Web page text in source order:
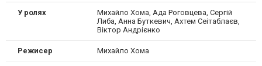
У ролях
Михайло Хома, Ада Роговцева, Сергій
Либа, Анна Буткевич, Ахтем Сеітаблаєв,
Віктор Андрієнко
Режисер Михайло Хома